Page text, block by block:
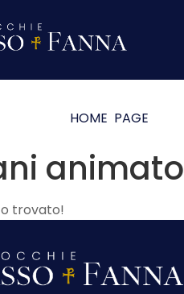
HOME PAGE
trovato!